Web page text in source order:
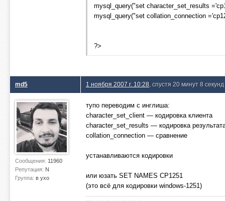
mysql_query("set character_set_results
mysql_query("set collation_connection
?>
md5
Сообщения: 11960
Репутация: N
Группа: в ухо
1 ноября 2007 г. 10:28 , спустя 20 минут 8 секунд
тупо переводим с инглиша:
character_set_client — кодировка клиента
character_set_results — кодировка
collation_connection — сравнение
устанавливаются кодировки
или юзать SET NAMES CP1251
(это всё для кодировки windows-1251)